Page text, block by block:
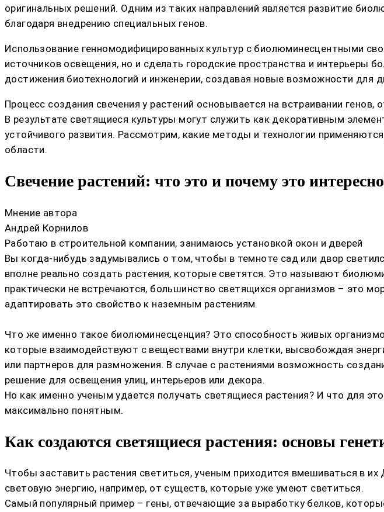
оригинальных решений. Одним из таких направлений является развитие
благодаря внедрению специальных генов.
Использование генномодифицированных культур с биолюминесцентными
источников освещения, но и сделать городские пространства и интерьеры
достижения биотехнологий и инженерии, создавая новые возможности для
Процесс создания свечения у растений основывается на встраивании
В результате светящиеся культуры могут служить как декоративным
устойчивого развития. Рассмотрим, какие методы и технологии
области.
Свечение растений: что это и почему это
Мнение автора
Андрей Корнилов
Работаю в строительной компании, занимаюсь установкой окон и дверей
Вы когда-нибудь задумывались о том, чтобы в темноте сад или двор
вполне реально создать растения, которые светятся. Это называют
практически не встречаются, большинство светящихся организмов – это
адаптировать это свойство к наземным растениям.
Что же именно такое биолюминесценция? Это способность живых
которые взаимодействуют с веществами внутри клетки, высвобождая
или партнеров для размножения. В случае с растениями возможность
решение для освещения улиц, интерьеров или декора.
Но как именно ученым удается получать светящиеся растения? И что для
максимально понятным.
Как создаются светящиеся растения: основы
Чтобы заставить растения светиться, ученым приходится вмешиваться в
световую энергию, например, от существ, которые уже умеют светиться.
Самый популярный пример – гены, отвечающие за выработку белков,